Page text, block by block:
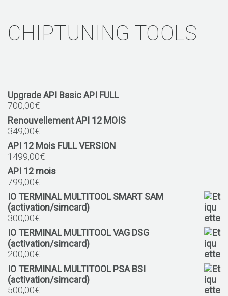
CHIPTUNING TOOLS
Upgrade API Basic API FULL
700,00€
Renouvellement API 12 MOIS
349,00€
API 12 Mois FULL VERSION
1499,00€
API 12 mois
799,00€
IO TERMINAL MULTITOOL SMART SAM
(activation/simcard)
300,00€
IO TERMINAL MULTITOOL VAG DSG
(activation/simcard)
200,00€
IO TERMINAL MULTITOOL PSA BSI
(activation/simcard)
500,00€